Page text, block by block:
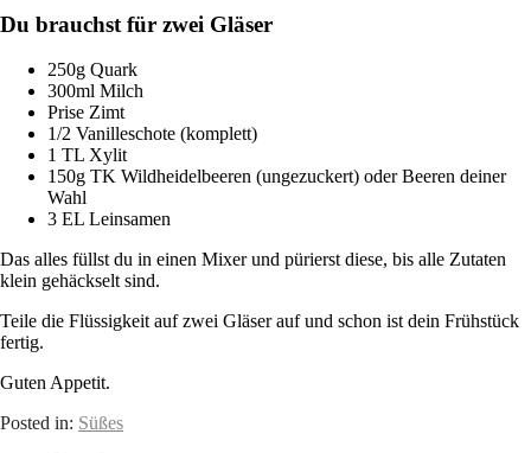
Du brauchst für zwei Gläser
250g Quark
300ml Milch
Prise Zimt
1/2 Vanilleschote (komplett)
1 TL Xylit
150g TK Wildheidelbeeren (ungezuckert) oder Beeren deiner
Wahl
3 EL Leinsamen
Das alles füllst du in einen Mixer und pürierst diese, bis alle Zutaten
klein gehäckselt sind.
Teile die Flüssigkeit auf zwei Gläser auf und schon ist dein Frühstück
fertig.
Guten Appetit.
Posted in: Süßes